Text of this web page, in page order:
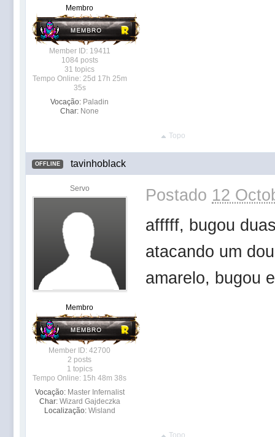
Membro
Member ID: 19411
1084 posts
31 topics
Tempo Online: 25d 17h 25m
35s
Vocação: Paladin
Char: None
Topo
OFFLINE tavinhoblack
Servo
Membro
Member ID: 42700
2 posts
1 topics
Tempo Online: 15h 48m 38s
Vocação: Master Infernalist
Char: Wizard Gajdeczka
Localização: Wisland
Postado 12
afffff, bugou
atacando um
amarelo, bugou
Topo